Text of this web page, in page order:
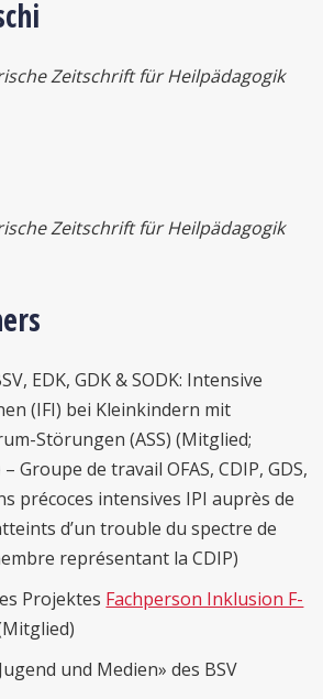
Zeitschrift für Heilpädagogik
Zeitschrift für Heilpädagogik
EDK, GDK & SODK: Intensive
(IFI) bei Kleinkindern mit
Störungen (ASS) (Mitglied;
Groupe de travail OFAS, CDIP, GDS,
précoces intensives IPI auprès de
d’un trouble du spectre de
représentant la CDIP)
Projektes Fachperson Inklusion F-
und Medien» des BSV